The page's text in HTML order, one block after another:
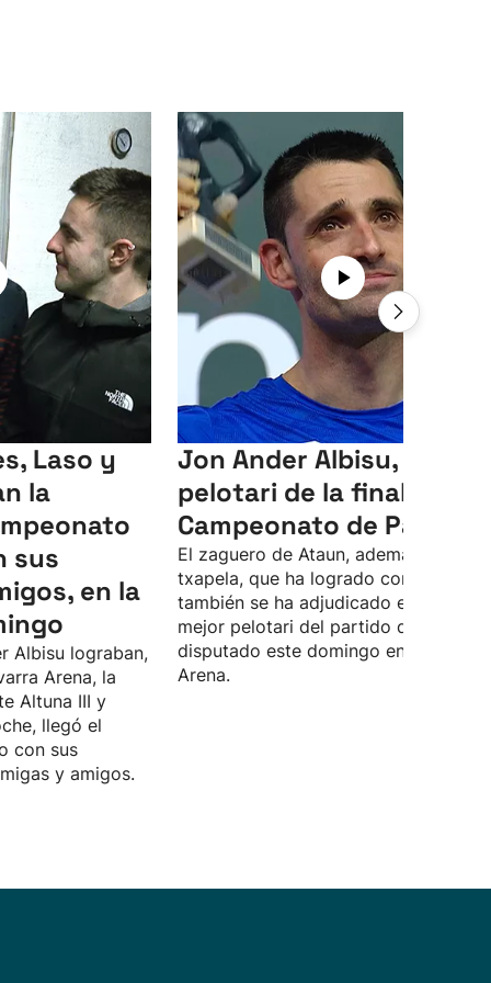
Laso y
la
sus
en la
Albisu lograban,
Arena, la
Altuna III y
llegó el
con sus
y amigos.
Jon Ander Albisu, mejor
pelotari de la final del
Campeonato de Parejas
El zaguero de Ataun, además de la
txapela, que ha logrado con Unai
también se ha adjudicado el premio
mejor pelotari del partido definitivo,
disputado este domingo en el
Arena.